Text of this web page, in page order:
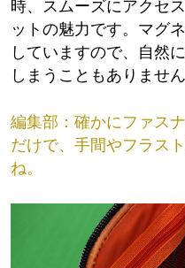
時、スムーズにアクセ
ットの魅力です。マグ
していますので、自然
しまうこともありません
編集部： 確かにファス
だけで、手間やフラス
ね。